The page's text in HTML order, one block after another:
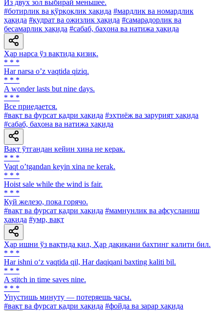
Из двух зол выбирай меньшее.
#ботирлик ва қўрқоқлик ҳақида #мардлик ва номардлик
ҳақида #қудрат ва ожизлик ҳақида #самарадорлик ва
бесамарлик ҳақида #сабаб, баҳона ва натижа ҳақида
Ҳар нарса ўз вақтида қизиқ.
* * *
Har narsa oʼz vaqtida qiziq.
* * *
A wonder lasts but nine days.
* * *
Все приедается.
#вақт ва фурсат қадри ҳақида #эҳтиёж ва зарурият ҳақида
#сабаб, баҳона ва натижа ҳақида
Вақт ўтгандан кейин хина не керак.
* * *
Vaqt oʼtgandan keyin xina ne kerak.
* * *
Hoist sale while the wind is fair.
* * *
Куй железо, пока горячо.
#вақт ва фурсат қадри ҳақида #мамнунлик ва афсусланиш
ҳақида #умр, вақт
Ҳар ишни ўз вақтида қил, Ҳар дақиқани бахтинг калити бил.
* * *
Har ishni o‘z vaqtida qil, Har daqiqani baxting kaliti bil.
* * *
A stitch in time saves nine.
* * *
Упустишь минуту — потеряешь часы.
#вақт ва фурсат қадри ҳақида #фойда ва зарар ҳақида